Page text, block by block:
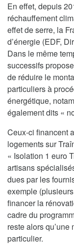
En effet, depuis
réchauffement
effet de serre, la
d’énergie (EDF,
Dans le même
successifs
de réduire le
particuliers à
énergétique,
également dits «
Ceux-ci financent
logements sur
« Isolation 1 euro
artisans
dues par les
exemple
financer la
cadre du
reste alors qu’une
particulier.